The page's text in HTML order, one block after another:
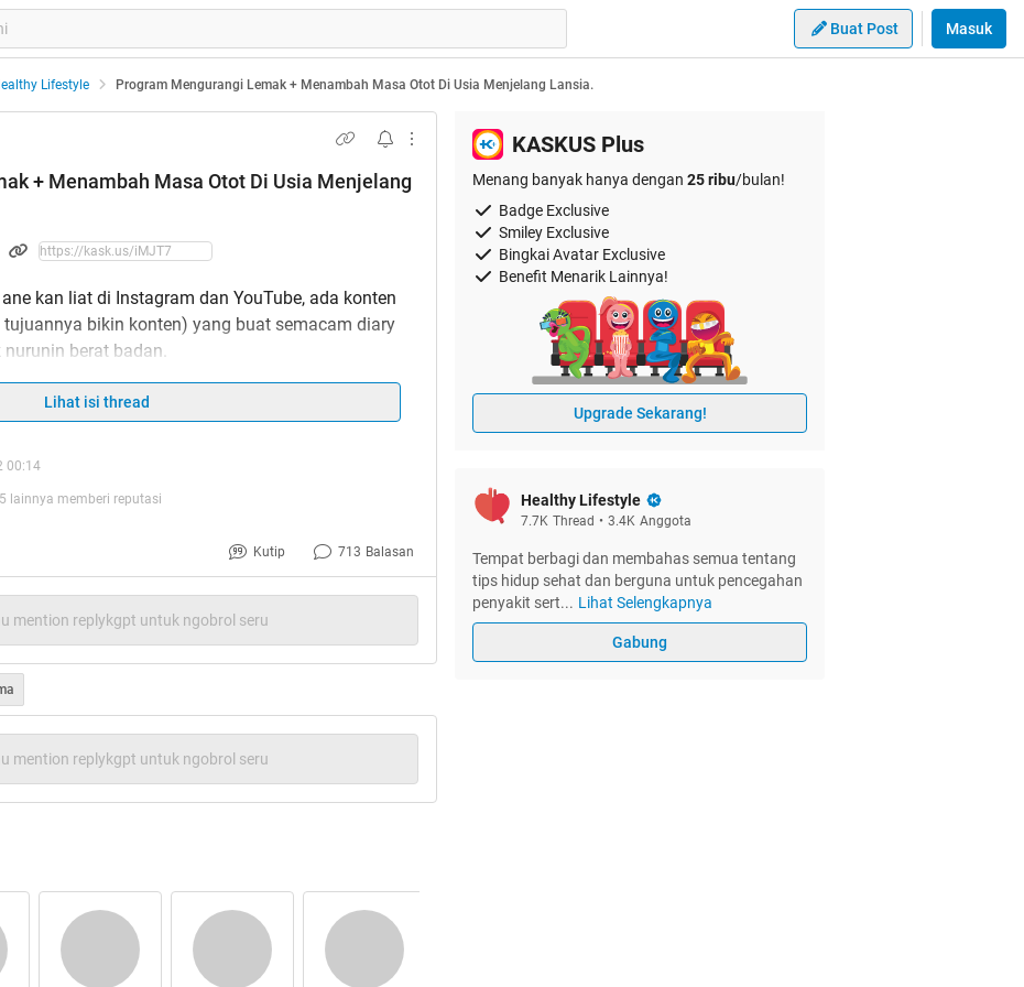
Buat Post Masuk
Lifestyle Program Mengurangi Lemak + Menambah Masa Otot Di Usia Menjelang Lansia.
+ Menambah Masa Otot Di Usia Menjelang
kan liat di Instagram dan YouTube, ada konten
bikin konten) yang buat semacam diary
berat badan.
Lihat isi thread
00:14
lainnya memberi reputasi
Kutip 713 Balasan
mention replykgpt untuk ngobrol seru
mention replykgpt untuk ngobrol seru
KASKUS Plus
Menang banyak hanya dengan 25 ribu/bulan!
Badge Exclusive
Smiley Exclusive
Bingkai Avatar Exclusive
Benefit Menarik Lainnya!
Upgrade Sekarang!
Healthy Lifestyle
7.7K Thread • 3.4K Anggota
Tempat berbagi dan membahas semua tentang
tips hidup sehat dan berguna untuk pencegahan
penyakit sert... Lihat Selengkapnya
Gabung